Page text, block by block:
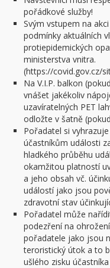
pořádkové služby!
Svým vstupem na
podmínky aktuálních
protiepidemických
ministerstva vnitra.
(https://covid.gov.cz/
Na V.I.P. balkon
vnášet jakékoliv
uzavíratelných PET
odložte v šatně
Pořadatel si
účastníkům události
hladkého průběhu
okamžitou platností
a jeho obsah vč.
událostí jako jsou
zdravotní stav
Pořadatel může
podezření na
pořadatele jako jsou
teroristický útok a to
ušlého zisku